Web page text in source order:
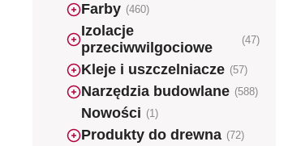
Farby (460)
Izolacje
przeciwwilgociowe
(47)
Kleje i uszczelniacze (57)
Narzędzia budowlane (588)
Nowości (1)
Produkty do drewna (72)